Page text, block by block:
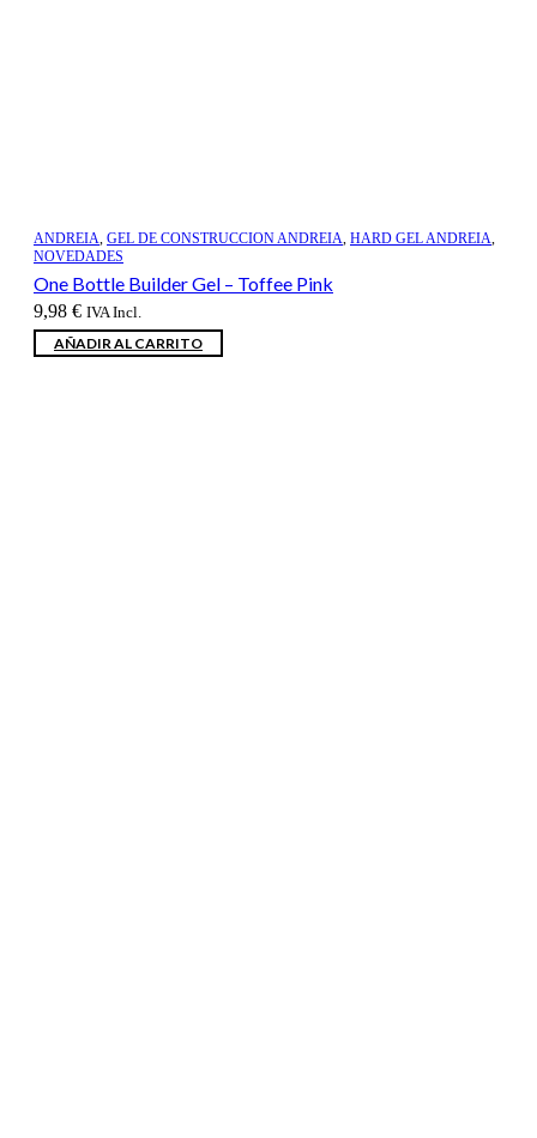
ANDREIA, GEL DE CONSTRUCCION ANDREIA, HARD GEL ANDREIA,
NOVEDADES
One Bottle Builder Gel – Toffee Pink
9,98 € IVA Incl.
AÑADIR AL CARRITO